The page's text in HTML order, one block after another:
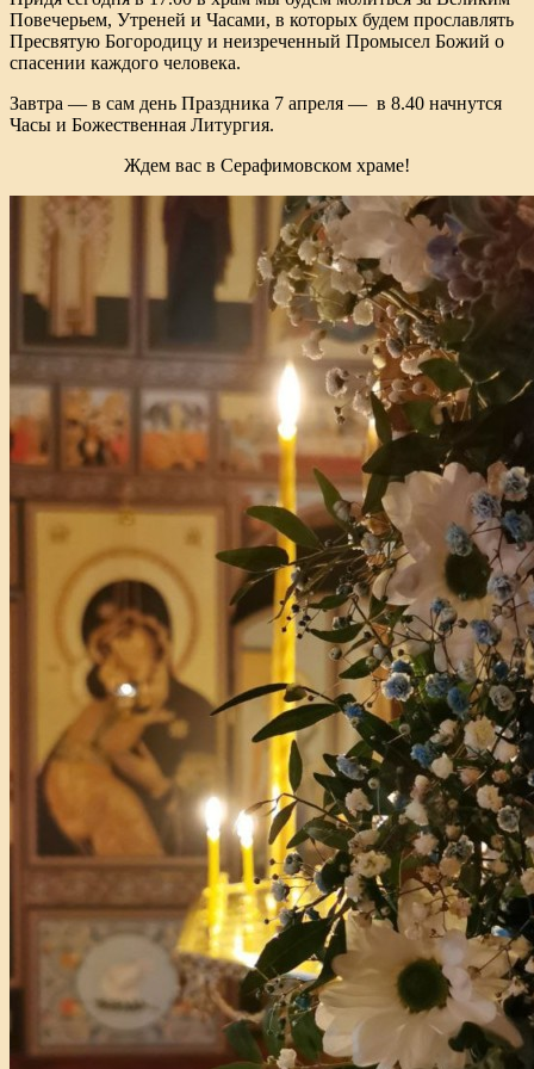
Повечерьем, Утреней и Часами, в которых будем прославлять
Пресвятую Богородицу и неизреченный Промысел Божий о
спасении каждого человека.
Завтра — в сам день Праздника 7 апреля — в 8.40 начнутся
Часы и Божественная Литургия.
Ждем вас в Серафимовском храме!